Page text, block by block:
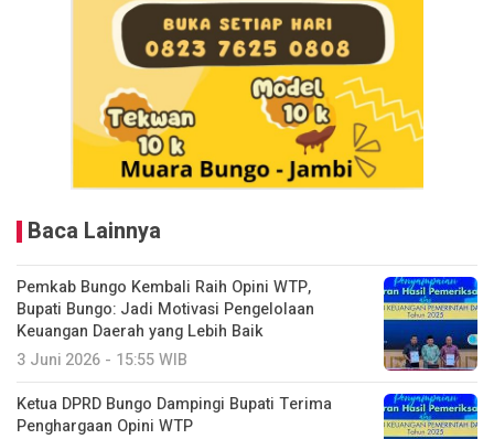
Baca Lainnya
Pemkab Bungo Kembali Raih Opini WTP,
Bupati Bungo: Jadi Motivasi Pengelolaan
Keuangan Daerah yang Lebih Baik
3 Juni 2026 - 15:55 WIB
Ketua DPRD Bungo Dampingi Bupati Terima
Penghargaan Opini WTP